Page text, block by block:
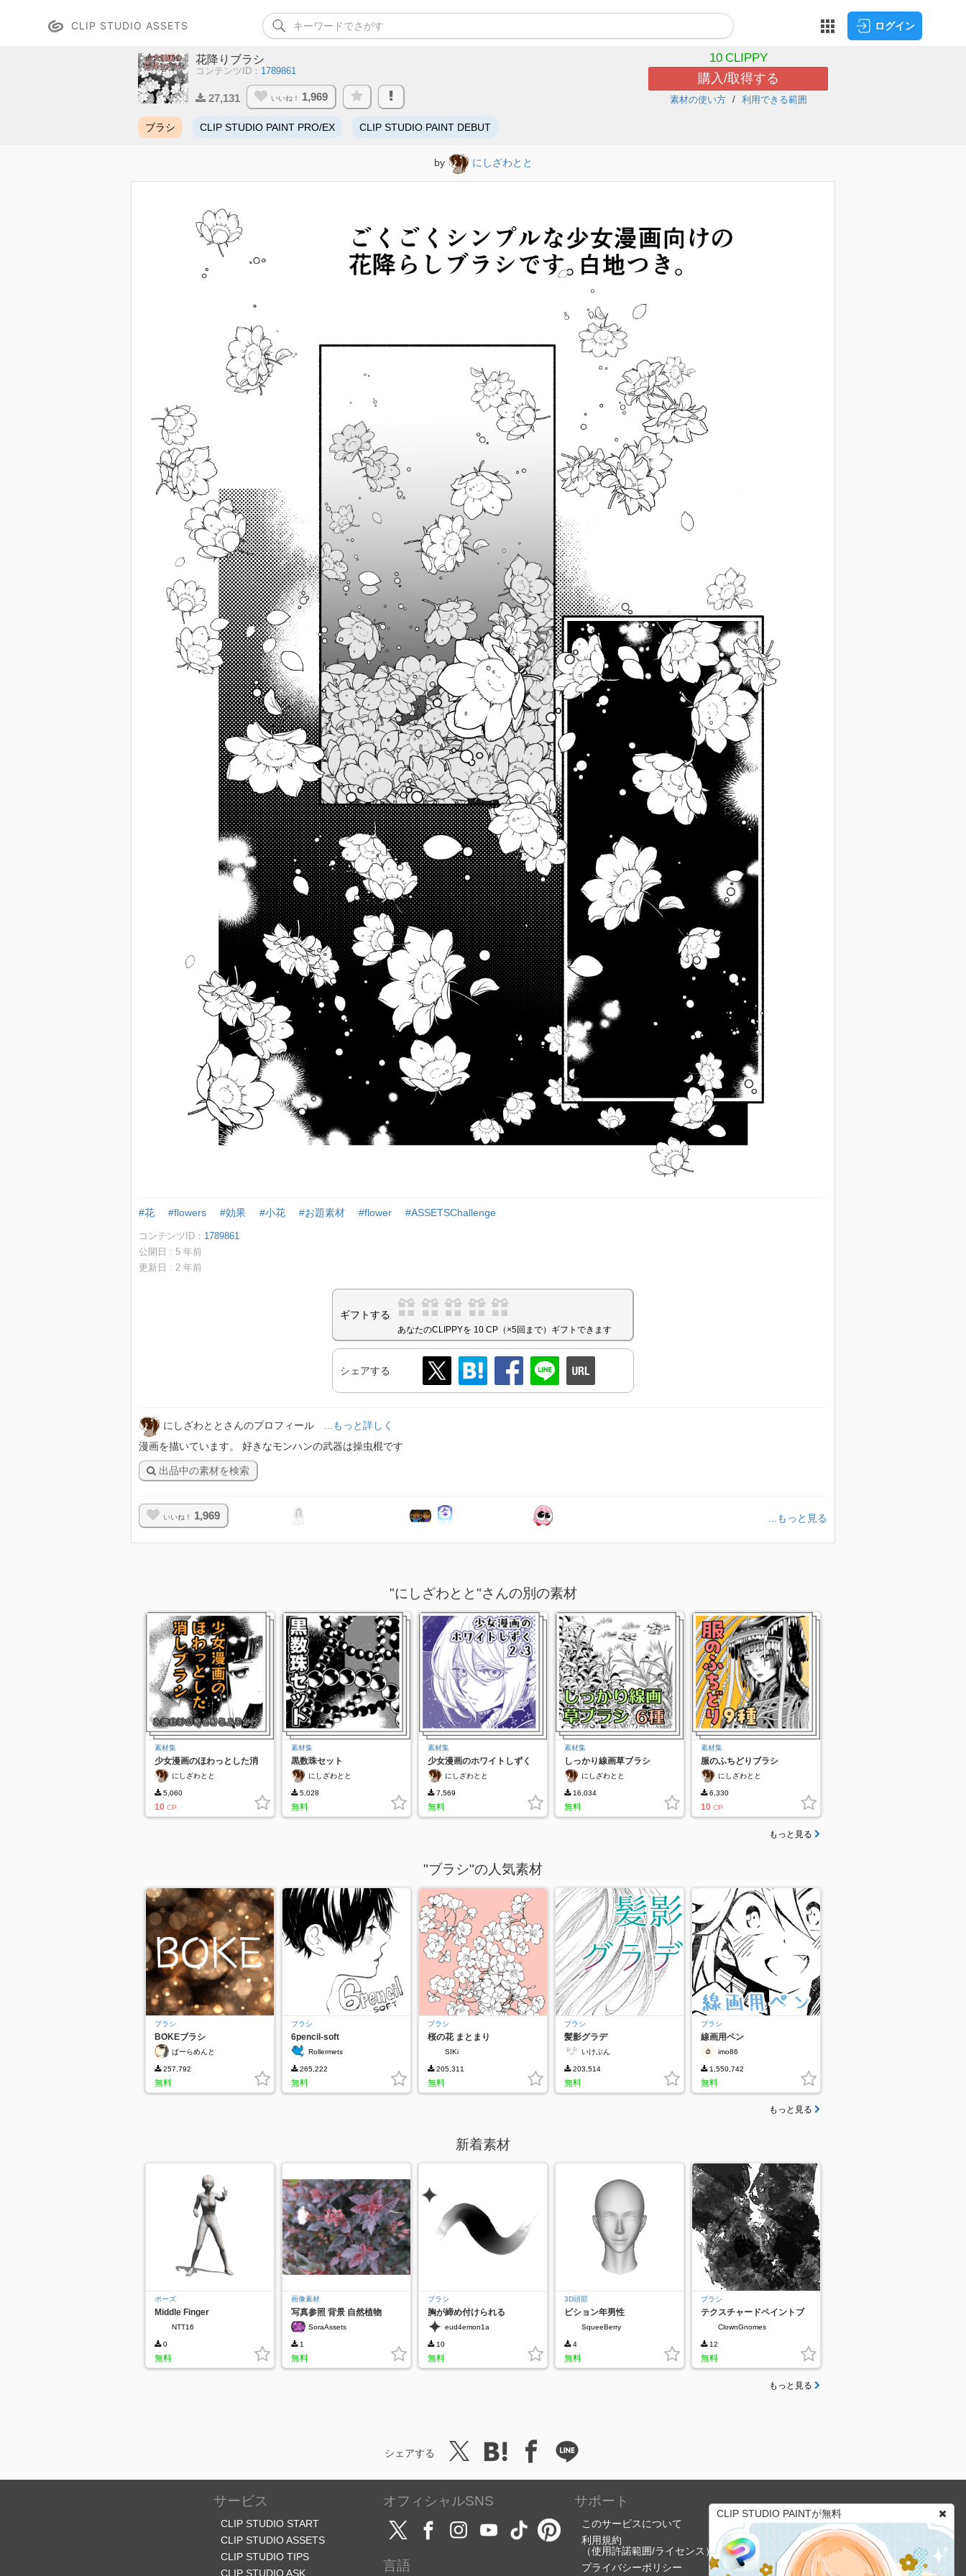
CLIP STUDIO ASSETS ログイン
花降りブラシ
コンテンツID： 1789861
27,131 いいね！ 1,969
10 CLIPPY
購入/取得する
素材の使い方 利用できる範囲
ブラシ CLIP STUDIO PAINT PRO/EX CLIP STUDIO PAINT DEBUT
by にしざわとと
#花 #flowers #効果 #小花 #お題素材 #flower #ASSETSChallenge
コンテンツID： 1789861
公開日 : 5 年前
更新日 : 2 年前
ギフトする
あなたのCLIPPYを 10 CP（×5回まで）ギフトできます
シェアする
にしざわととさんのプロフィール
...もっと詳しく
漫画を描いています。 好きなモンハンの武器は操虫棍です
出品中の素材を検索
いいね！ 1,969 ...もっと見る
"にしざわとと"さんの別の素材
素材集
少女漫画のほわっとした消
しブラシにしざわとと
5,060
10 CP
素材集
黒数珠セット
にしざわとと
5,028
無料
素材集
少女漫画のホワイトしずく
2、3にしざわとと
7,569
無料
素材集
しっかり線画草ブラシ
にしざわとと
16,034
無料
素材集
服のふちどりブラシ
にしざわとと
6,330
10 CP
もっと見る
"ブラシ"の人気素材
ブラシ
BOKEブラシ
ぱーらめんと
257,792
無料
ブラシ
6pencil-soft
Rollermets
265,222
無料
ブラシ
桜の花 まとまり
SIKi
205,311
無料
ブラシ
髪影グラデ
いけぶん
203,514
無料
ブラシ
線画用ペン
imo86
1,550,742
無料
もっと見る
新着素材
ポーズ
Middle Finger
NTT16
0
無料
画像素材
写真参照 背景 自然植物
SoraAssets
1
無料
ブラシ
胸が締め付けられる
eud4emon1a
10
無料
3D頭部
ビション年男性
SqueeBerry
4
無料
ブラシ
テクスチャードペイントブ
ClownGnomes
12
無料
もっと見る
CLIP STUDIO PAINTが無料
シェアする
サービス
CLIP STUDIO START
CLIP STUDIO ASSETS
CLIP STUDIO TIPS
CLIP STUDIO ASK
オフィシャルSNS
言語
サポート
このサービスについて
利用規約
（使用許諾範囲/ライセンス）
プライバシーポリシー